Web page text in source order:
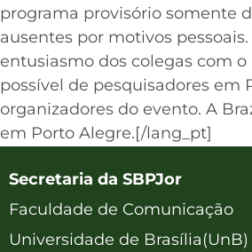
programa provisório somente
ausentes por motivos
entusiasmo dos colegas com
possível de pesquisadores em
organizadores do evento. A
em Porto Alegre.[/lang_pt]
Secretaria da SBPJor
Faculdade de Comunicação
Universidade de Brasília(UnB)